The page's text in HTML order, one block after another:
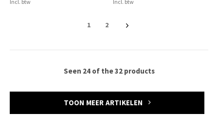
Incl. btw Incl. btw
1 2
Seen 24 of the 32 products
TOON MEER ARTIKELEN